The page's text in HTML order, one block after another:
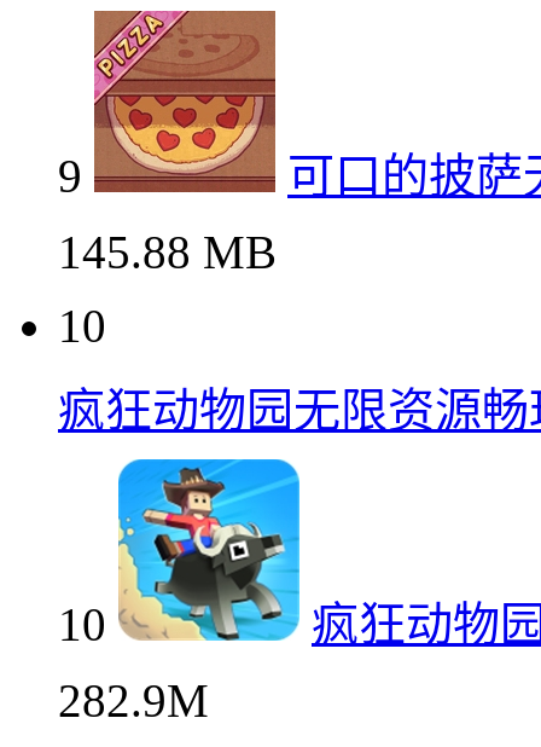
9
可口的披萨
145.88 MB
10
疯狂动物园无限资源畅
10
疯狂动物
282.9M